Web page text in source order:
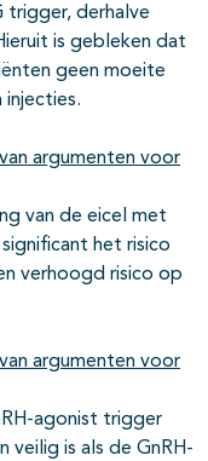
trigger, derhalve
is gebleken dat
geen moeite
injecties.
argumenten voor
van de eicel met
het risico
verhoogd risico op
argumenten voor
agonist trigger
is als de GnRH-